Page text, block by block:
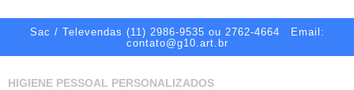
Sac / Televendas (11) 2986-9535 ou 2762-4664
Email:
contato@g10.art.br
HIGIENE PESSOAL PERSONALIZADOS